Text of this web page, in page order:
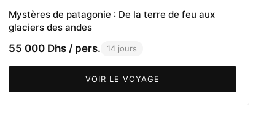
Mystères de patagonie : De la terre de feu aux
glaciers des andes
55 000 Dhs / pers. 14 jours
VOIR LE VOYAGE